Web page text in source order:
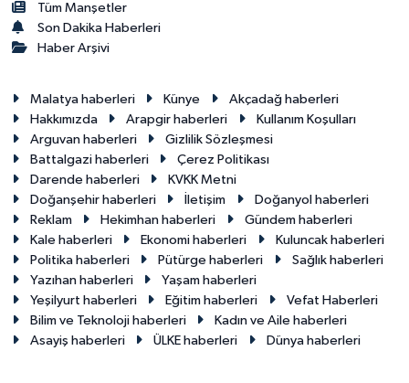
Tüm Manşetler
Son Dakika Haberleri
Haber Arşivi
Malatya haberleri Künye
Akçadağ haberleri
Hakkımızda
Arapgir haberleri
Kullanım Koşulları
Arguvan haberleri
Gizlilik Sözleşmesi
Battalgazi haberleri
Çerez Politikası
Darende haberleri
KVKK Metni
Doğanşehir haberleri
İletişim
Doğanyol haberleri
Reklam
Hekimhan haberleri
Gündem haberleri
Kale haberleri
Ekonomi haberleri
Kuluncak haberleri
Politika haberleri
Pütürge haberleri
Sağlık haberleri
Yazıhan haberleri
Yaşam haberleri
Yeşilyurt haberleri
Eğitim haberleri
Vefat Haberleri
Bilim ve Teknoloji haberleri
Kadın ve Aile haberleri
Asayiş haberleri
ÜLKE haberleri Dünya haberleri